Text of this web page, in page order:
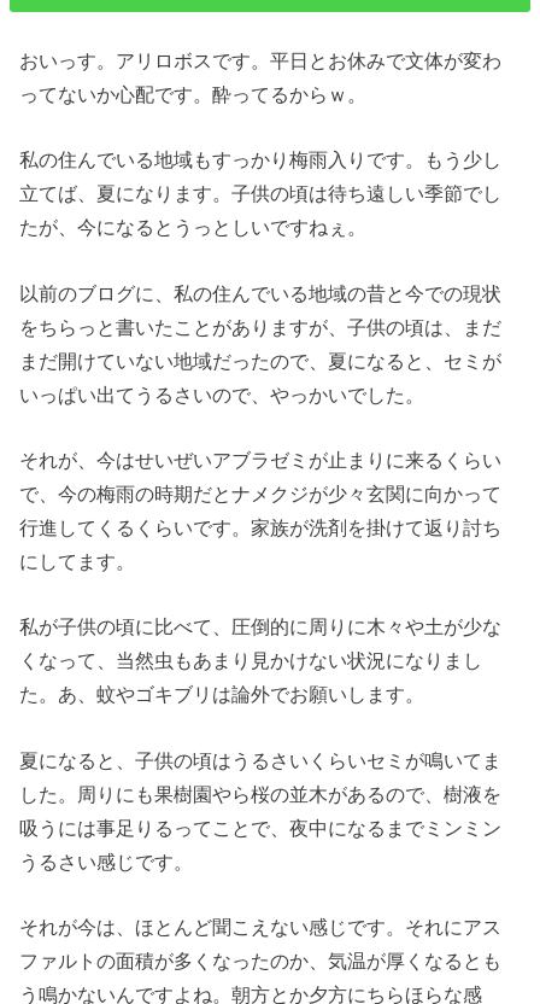
おいっす。アリロボスです。平日とお休みで文体が変わ
ってないか心配です。酔ってるからｗ。
私の住んでいる地域もすっかり梅雨入りです。もう少し
立てば、夏になります。子供の頃は待ち遠しい季節でし
たが、今になるとうっとしいですねぇ。
以前のブログに、私の住んでいる地域の昔と今での現状
をちらっと書いたことがありますが、子供の頃は、まだ
まだ開けていない地域だったので、夏になると、セミが
いっぱい出てうるさいので、やっかいでした。
それが、今はせいぜいアブラゼミが止まりに来るくらい
で、今の梅雨の時期だとナメクジが少々玄関に向かって
行進してくるくらいです。家族が洗剤を掛けて返り討ち
にしてます。
私が子供の頃に比べて、圧倒的に周りに木々や土が少な
くなって、当然虫もあまり見かけない状況になりまし
た。あ、蚊やゴキブリは論外でお願いします。
夏になると、子供の頃はうるさいくらいセミが鳴いてま
した。周りにも果樹園やら桜の並木があるので、樹液を
吸うには事足りるってことで、夜中になるまでミンミン
うるさい感じです。
それが今は、ほとんど聞こえない感じです。それにアス
ファルトの面積が多くなったのか、気温が厚くなるとも
う鳴かないんですよね。朝方とか夕方にちらほらな感